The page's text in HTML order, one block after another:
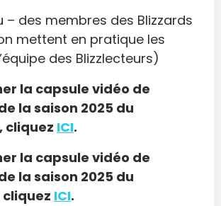
– des membres des Blizzards
mettent en pratique les
des Blizzlecteurs)
la capsule vidéo de
la saison 2025 du
cliquez ICI.
la capsule vidéo de
la saison 2025 du
ICI.